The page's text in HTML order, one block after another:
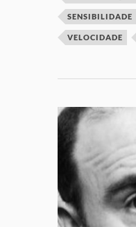
SENSIBILIDADE
VELOCIDADE